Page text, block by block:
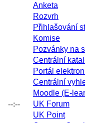
--:--
Anketa
Rozvrh
Přihlašování
Komise
Pozvánky na
Centrální
Portál
Centrální
Moodle (E-
UK Forum
UK Point